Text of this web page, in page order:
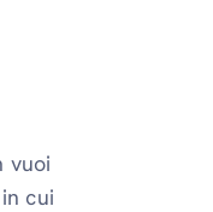
vuoi
cui